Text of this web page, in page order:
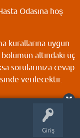
Odasına hoş
kurallarına uygun
altındaki üç
sorularınıza cevap
verilecektir.
Giriş